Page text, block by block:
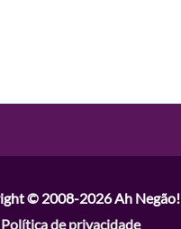
© 2008-2026Ah Negão!
Política de privacidade